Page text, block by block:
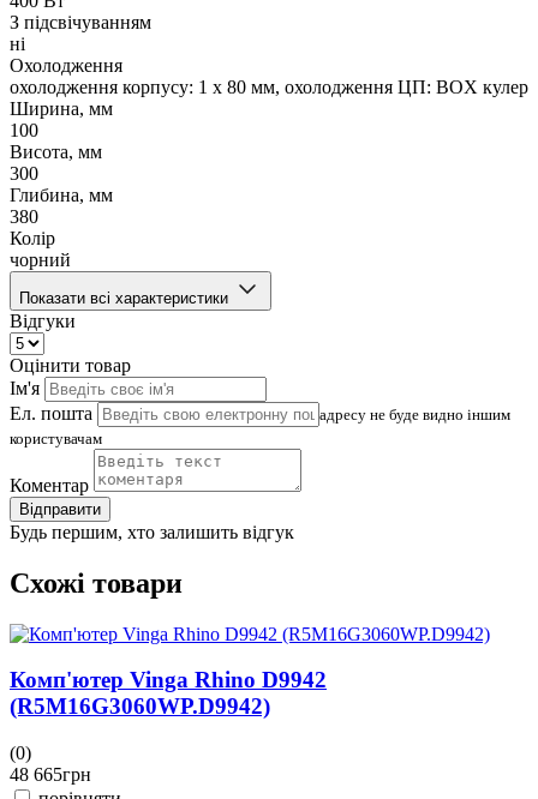
З підсвічуванням
ні
Охолодження
охолодження корпусу: 1 x 80 мм, охолодження ЦП: BOX кулер
Ширина, мм
100
Висота, мм
300
Глибина, мм
380
Колір
чорний
Показати всі характеристики
Відгуки
Оцінити товар
Ім'я
Ел. пошта
адресу не буде видно іншим
користувачам
Коментар
Відправити
Будь першим, хто залишить відгук
Схожі товари
Комп'ютер Vinga Rhino D9942
(R5M16G3060WP.D9942)
(0)
48 665грн